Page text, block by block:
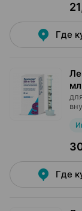
Где
мл
Где